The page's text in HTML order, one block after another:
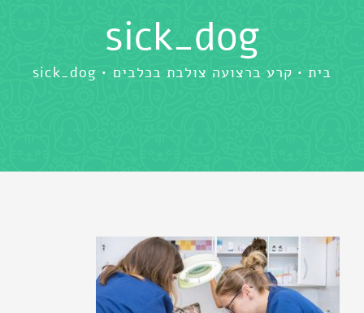
sick_dog
בית קרע ברצועה צולבת בכלבים sick_dog